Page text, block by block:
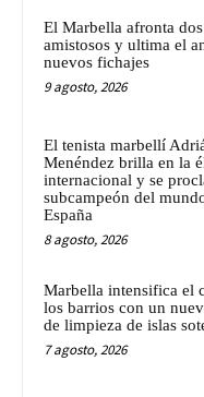
El Marbella afronta
amistosos y ultima el
nuevos fichajes
9 agosto, 2026
El tenista marbellí
Menéndez brilla en la
internacional y se
subcampeón del
España
8 agosto, 2026
Marbella intensifica el
los barrios con un
de limpieza de islas
7 agosto, 2026